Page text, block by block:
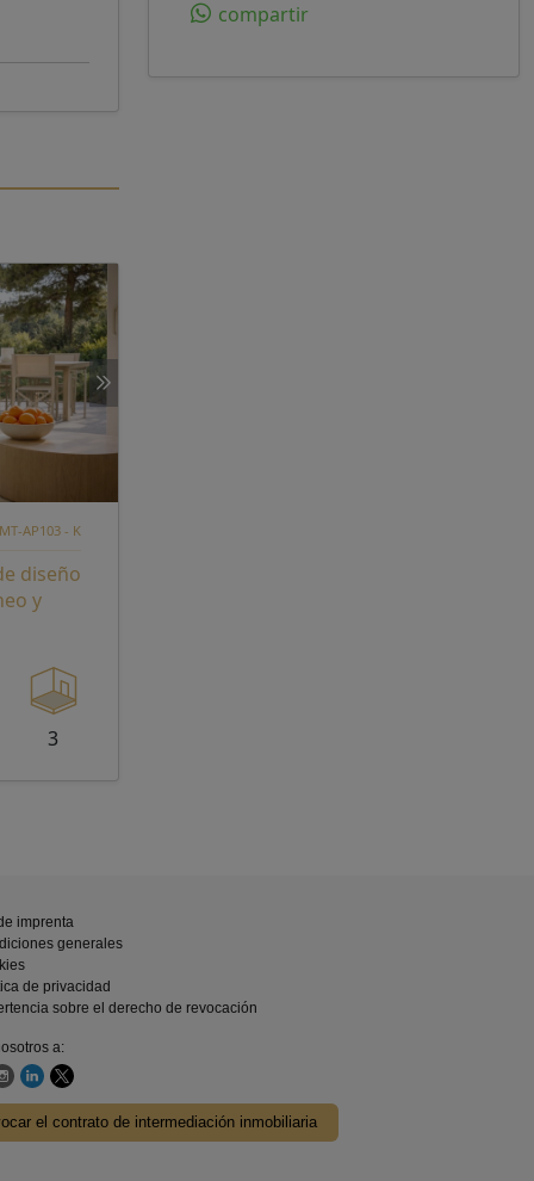
AP103 - K
diseño
y
3
compartir
imprenta
generales
de privacidad
sobre el derecho de revocación
a:
el contrato de intermediación inmobiliaria